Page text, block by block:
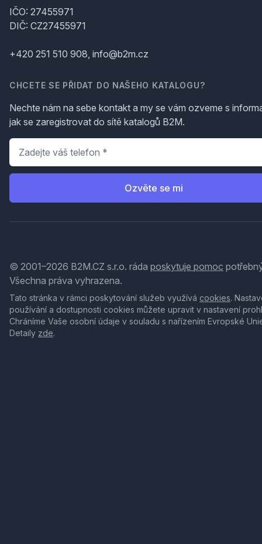
IČO: 27455971
DIČ: CZ27455971
+420 251 510 908, info@b2m.cz
CHCETE SE PŘIDAT DO NAŠEHO KATALOGU?
Nechte nám na sebe kontakt a my se vám ozveme s
jak se zaregistrovat do sítě katalogů B2M.
Telefon
Ozvěte se mi
© 2001–2026 B2M.CZ s.r.o. ráda poskytuje pomoc
Všechna práva vyhrazena.
Tato stránka v rámci poskytování služeb využívá cookies.
používání a dostupnosti cookies můžete upravit v nastavení
Chráníme Vaše osobní údaje v souladu s nařízením Evropské
Detaily zde.